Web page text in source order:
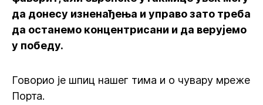
да донесу изненађења и управо зато треба
да останемо концентрисани и да верујемо
у победу.
Говорио је шпиц нашег тима и о чувару мреже
Порта.